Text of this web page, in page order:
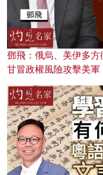
鄧飛：俄烏、美伊多
甘冒政權風險攻擊美軍